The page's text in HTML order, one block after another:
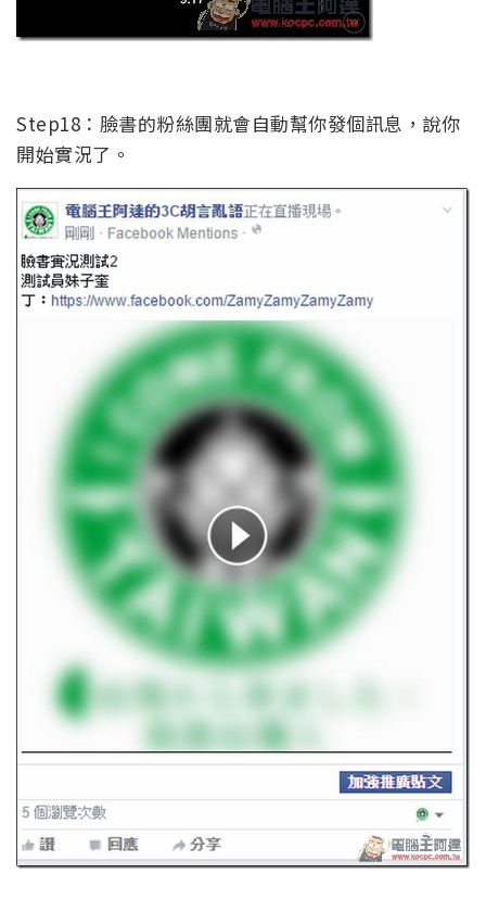
Step18：臉書的粉絲團就會自動幫你發個訊息，說你
開始實況了。